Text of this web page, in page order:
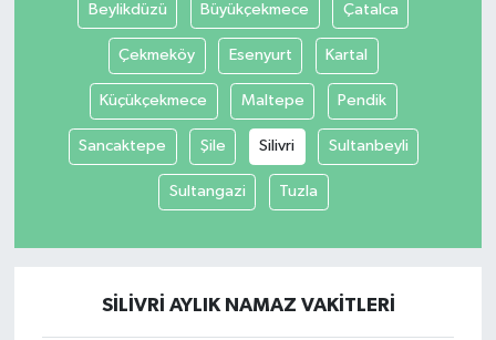
Beylikdüzü Büyükçekmece Çatalca
Çekmeköy Esenyurt Kartal
Küçükçekmece Maltepe Pendik
Sancaktepe Şile Silivri Sultanbeyli
Sultangazi Tuzla
SILIVRI AYLIK NAMAZ VAKITLERI